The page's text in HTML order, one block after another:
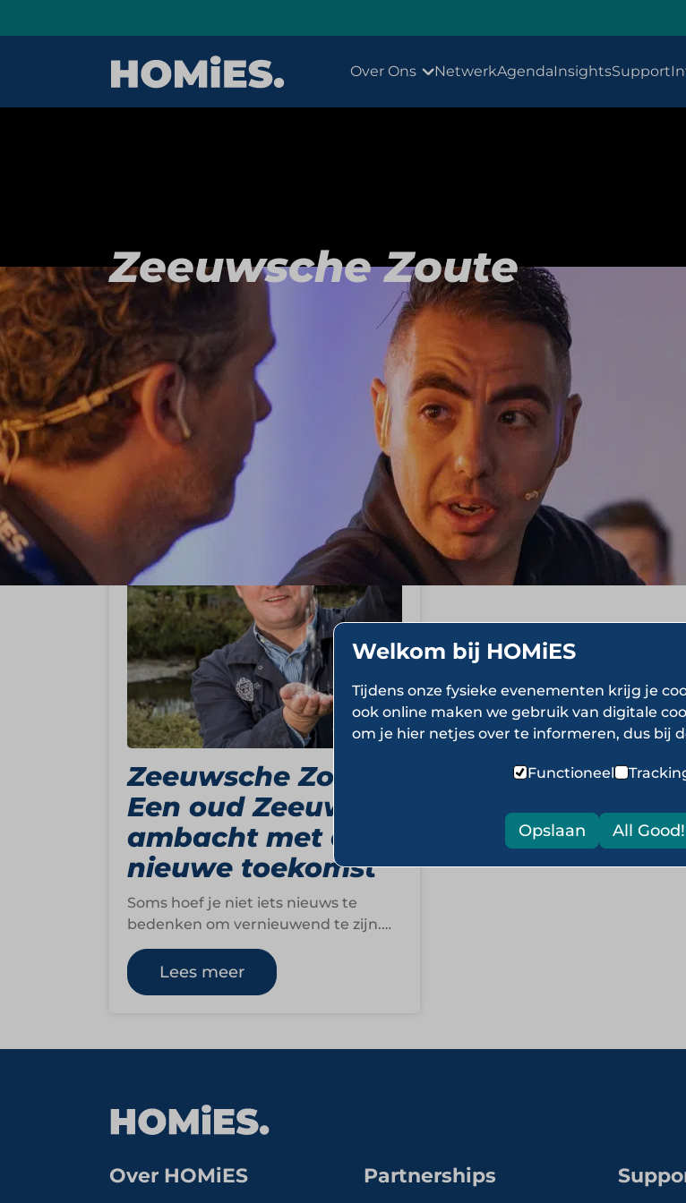
Over Ons NetwerkAgendaInsightsSupport
Zeeuwsche Zoute
StartUp Stories
Zeeuwsche Zoute:
Een oud Zeeuws
ambacht met een
nieuwe toekomst
Soms hoef je niet iets nieuws te
bedenken om vernieuwend te zijn.
Soms hoef je alleen maar iets ouds
op…
Lees meer
Over HOMiES Partnerships
Welkom bij HOMiES
Tijdens onze fysieke evenementen krijg je
ook online maken we gebruik van digitale
om je hier netjes over te informeren, dus bij
Functioneel
Opslaan All Good!